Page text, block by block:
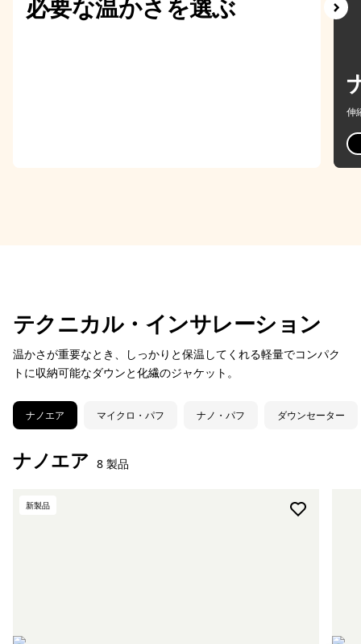
必要な温かさを選ぶ
伸
テクニカル・インサレーション
温かさが重要なとき、しっかりと保温してくれる軽量でコンパク
トに収納可能なダウンと化繊のジャケット。
ナノエア マイクロ・パフ ナノ・パフ ダウンセーター
ナノエア 8 製品
新製品